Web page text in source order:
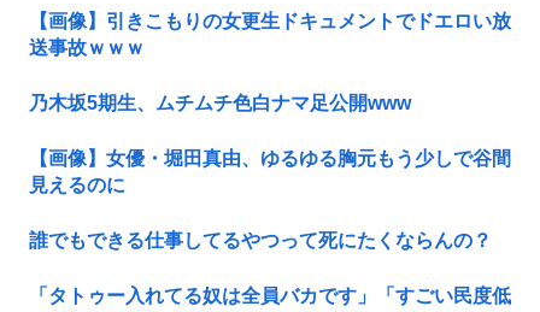
【画像】引きこもりの女更生ドキュメントでドエロい放
送事故ｗｗｗ
乃木坂5期生、ムチムチ色白ナマ足公開www
【画像】女優・堀田真由、ゆるゆる胸元もう少しで谷間
見えるのに
誰でもできる仕事してるやつって死にたくならんの？
「タトゥー入れてる奴は全員バカです」「すごい民度低